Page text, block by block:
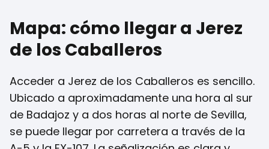
Mapa: cómo llegar a Jerez
de los Caballeros
Acceder a Jerez de los Caballeros es sencillo.
Ubicado a aproximadamente una hora al sur
de Badajoz y a dos horas al norte de Sevilla,
se puede llegar por carretera a través de la